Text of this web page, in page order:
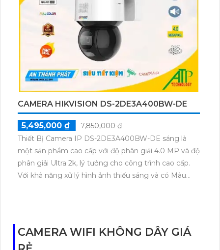
ảnh ban đêm sáng đẹp với công nghệ hồng ngoại
EXIR. Đây là một lựa chọn tốt cho quan sát những
khu vực có điều kiện ánh sáng yếu.
11,500,000 ₫
Được thiết kế đặc biệt cho việc giám sát an ninh,
camera giá rẻ cấp nguồn qua dây mạng DS-
2DE4225IW-DE của chúng tôi đem đến hiệu suất
tuyệt vời và giá trị vượt trội. Với độ phân giải cao, tích
hợp công nghệ hồng ngoại thông minh, camera này
động, giúp người dùng dễ dàng theo dõi và ghi lại
những sự kiện quan trọng. Với sự đa dạng trong kết